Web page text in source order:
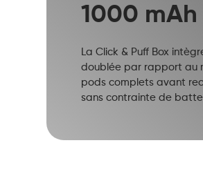
1000 mAh
La Click & Puff Box
doublée par rapport au
pods complets avant
sans contrainte de